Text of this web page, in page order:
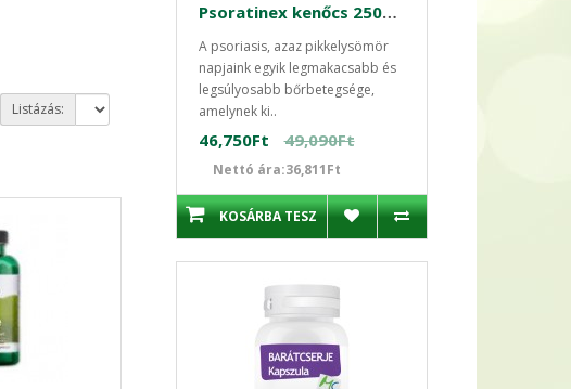
Listázás:
Psoratinex kenőcs 250g - Pikkelysömör kezelése
A psoriasis, azaz pikkelysömör
napjaink egyik legmakacsabb és
legsúlyosabb bőrbetegsége,
amelynek ki..
46,750Ft 49,090Ft
Nettó ára:36,811Ft
KOSÁRBA TESZ